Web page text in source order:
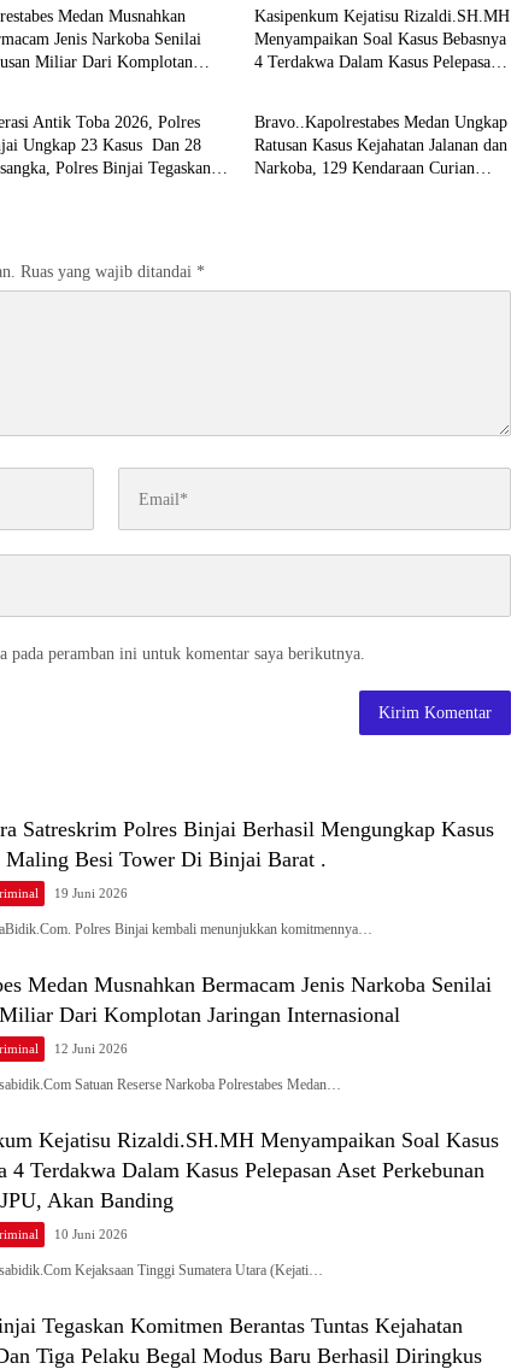
Medan Musnahkan
Jenis Narkoba Senilai
Miliar Dari Komplotan
Kasipenkum Kejatisu Rizaldi.SH.MH
Menyampaikan Soal Kasus Bebasnya
4 Terdakwa Dalam Kasus Pelepasan
Antik Toba 2026, Polres
Ungkap 23 Kasus Dan 28
Polres Binjai Tegaskan
Bravo..Kapolrestabes Medan Ungkap
Ratusan Kasus Kejahatan Jalanan dan
Narkoba, 129 Kendaraan Curian
Ruas yang wajib ditandai *
pada peramban ini untuk komentar saya berikutnya.
Satreskrim Polres Binjai Berhasil Mengungkap Kasus
Maling Besi Tower Di Binjai Barat .
19 Juni 2026
Polres Binjai kembali menunjukkan komitmennya…
Medan Musnahkan Bermacam Jenis Narkoba Senilai
Dari Komplotan Jaringan Internasional
12 Juni 2026
Satuan Reserse Narkoba Polrestabes Medan…
Kejatisu Rizaldi.SH.MH Menyampaikan Soal Kasus
4 Terdakwa Dalam Kasus Pelepasan Aset Perkebunan
Akan Banding
10 Juni 2026
Kejaksaan Tinggi Sumatera Utara (Kejati…
Tegaskan Komitmen Berantas Tuntas Kejahatan
Tiga Pelaku Begal Modus Baru Berhasil Diringkus